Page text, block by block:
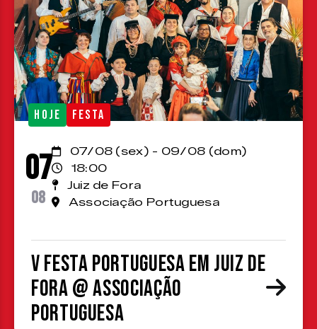
HOJE FESTA
07
08
07/08 (sex) - 09/08 (dom)
18:00
Juiz de Fora
Associação Portuguesa
V Festa Portuguesa em Juiz de
Fora @ Associação
Portuguesa